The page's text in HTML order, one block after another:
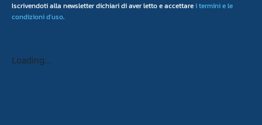
Iscrivendoti alla newsletter dichiari di aver letto e accettarei termini e le
condizioni d'uso.
Loading...